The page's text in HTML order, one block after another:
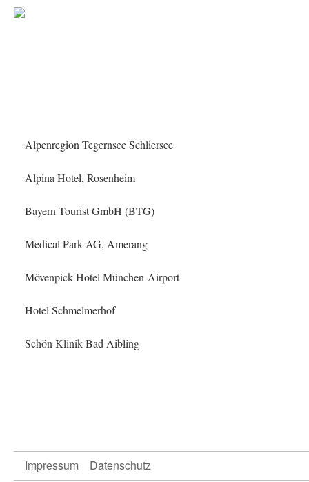
Alpenregion Tegernsee Schliersee
Alpina Hotel, Rosenheim
Bayern Tourist GmbH (BTG)
Medical Park AG, Amerang
Mövenpick Hotel München-Airport
Hotel Schmelmerhof
Schön Klinik Bad Aibling
Impressum Datenschutz